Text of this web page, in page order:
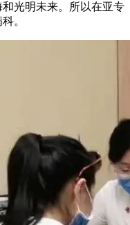
光明未来。所以在亚专
。